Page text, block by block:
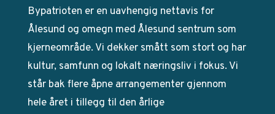
Bypatrioten er en uavhengig nettavis for
Ålesund og omegn med Ålesund sentrum som
kjerneområde. Vi dekker smått som stort og har
kultur, samfunn og lokalt næringsliv i fokus. Vi
står bak flere åpne arrangementer gjennom
hele året i tillegg til den årlige